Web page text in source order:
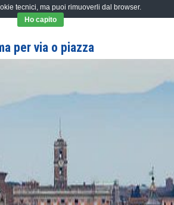
per via o piazza
tecnici, ma puoi rimuoverli dal browser.
Ho capito